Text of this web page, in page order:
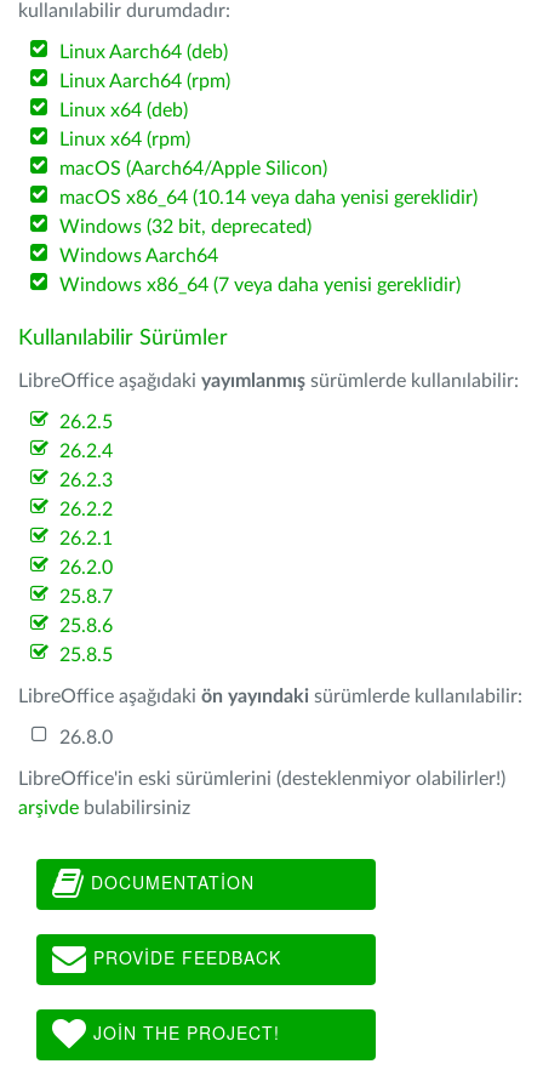
kullanılabilir durumdadır:
Linux Aarch64 (deb)
Linux Aarch64 (rpm)
Linux x64 (deb)
Linux x64 (rpm)
macOS (Aarch64/Apple Silicon)
macOS x86_64 (10.14 veya daha yenisi gereklidir)
Windows (32 bit, deprecated)
Windows Aarch64
Windows x86_64 (7 veya daha yenisi gereklidir)
Kullanılabilir Sürümler
LibreOffice aşağıdaki yayımlanmış sürümlerde kullanılabilir:
26.2.5
26.2.4
26.2.3
26.2.2
26.2.1
26.2.0
25.8.7
25.8.6
25.8.5
LibreOffice aşağıdaki ön yayındaki sürümlerde kullanılabilir:
26.8.0
LibreOffice'in eski sürümlerini (desteklenmiyor olabilirler!)
arşivde bulabilirsiniz
DOCUMENTATION
PROVIDE FEEDBACK
JOIN THE PROJECT!